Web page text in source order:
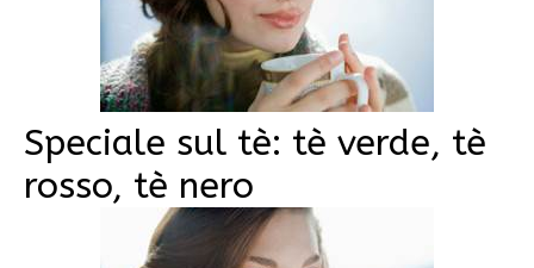
Speciale sul tè: tè verde, tè
rosso, tè nero